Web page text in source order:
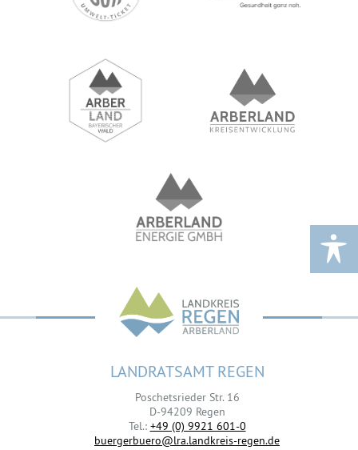
LANDRATSAMT REGEN
Poschetsrieder Str. 16
D-94209 Regen
Tel.: +49 (0) 9921 601-0
buergerbuero@lra.landkreis-regen.de